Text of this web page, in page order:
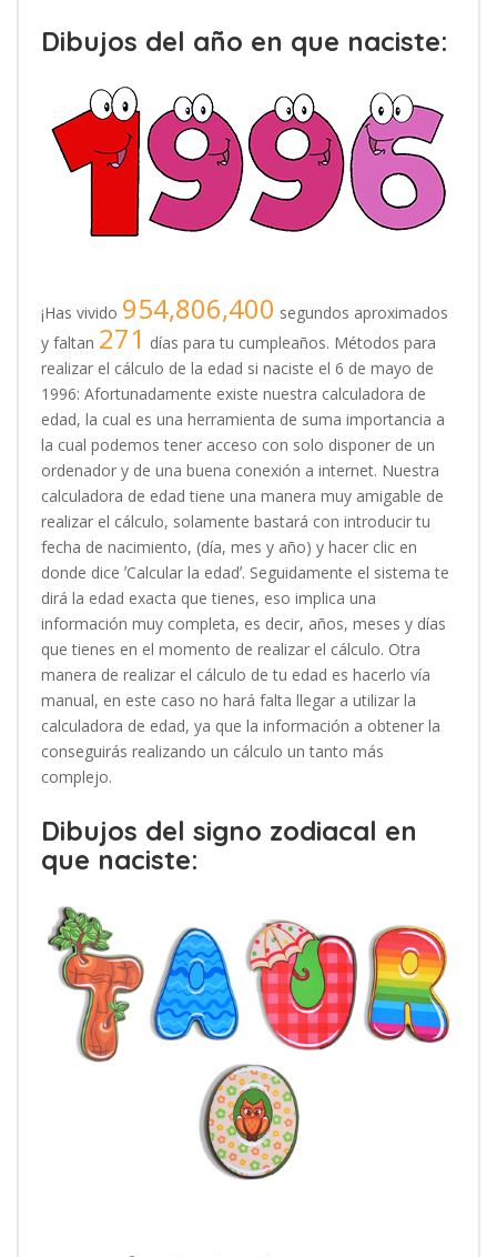
Dibujos del año en que naciste:
¡Has vivido 954,806,400 segundos aproximados
y faltan 271 días para tu cumpleaños. Métodos para
realizar el cálculo de la edad si naciste el 6 de mayo de
1996: Afortunadamente existe nuestra calculadora de
edad, la cual es una herramienta de suma importancia a
la cual podemos tener acceso con solo disponer de un
ordenador y de una buena conexión a internet. Nuestra
calculadora de edad tiene una manera muy amigable de
realizar el cálculo, solamente bastará con introducir tu
fecha de nacimiento, (día, mes y año) y hacer clic en
donde dice ʼCalcular la edadʼ. Seguidamente el sistema te
dirá la edad exacta que tienes, eso implica una
información muy completa, es decir, años, meses y días
que tienes en el momento de realizar el cálculo. Otra
manera de realizar el cálculo de tu edad es hacerlo vía
manual, en este caso no hará falta llegar a utilizar la
calculadora de edad, ya que la información a obtener la
conseguirás realizando un cálculo un tanto más
complejo.
Dibujos del signo zodiacal en
que naciste: